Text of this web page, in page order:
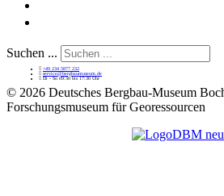
Suchen ...
+49 234 5877 232
service@bergbaumuseum.de
Di - So 09:30 bis 17:30 Uhr
© 2026 Deutsches Bergbau-Museum
Forschungsmuseum für Georessourcen